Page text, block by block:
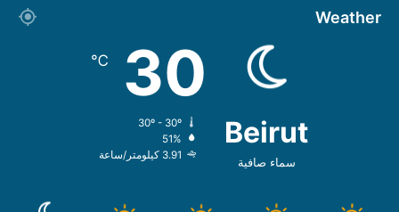
Weather
Beirut
سماء صافية
30
℃
51%
3.91 كيلومتر/ساعة